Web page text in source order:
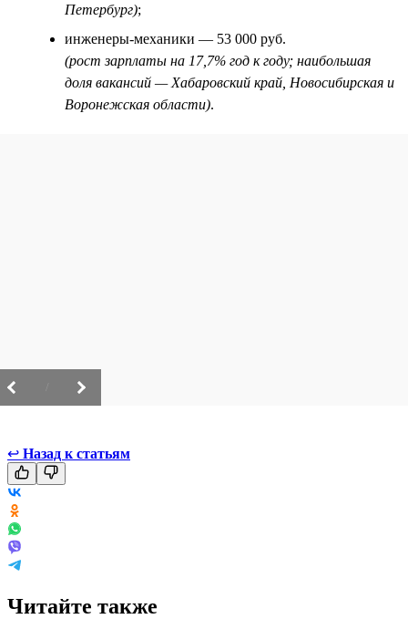
Петербург);
инженеры-механики — 53 000 руб.
(рост зарплаты на 17,7% год к году; наибольшая
доля вакансий — Хабаровский край, Новосибирская и
Воронежская области).
↩ Назад к статьям
Читайте также